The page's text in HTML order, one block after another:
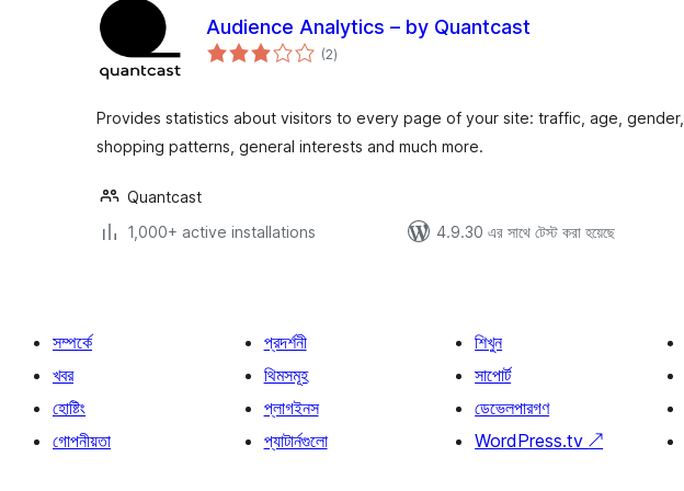
Audience Analytics – by Quantcast
(2total
ratings
)
Provides statistics about visitors to every page of your site: traffic, age, gender,
shopping patterns, general interests and much more.
Quantcast
1,000+ active installations
4.9.30 এর সাথে টেস্ট করা হয়েছে
সম্পর্কে
খবর
হোষ্টিং
গোপনীয়তা
প্রদর্শনী
থিমসমূহ
প্লাগইনস
প্যাটার্নগুলো
শিখুন
সাপোর্ট
ডেভেলপারগণ
WordPress.tv↗